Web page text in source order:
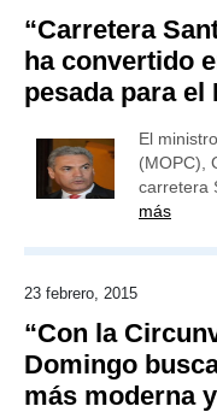
“Carretera
ha convertido
pesada para el
El
(MOPC),
carretera
más
23 febrero, 2015
“Con la
Domingo
más moderna